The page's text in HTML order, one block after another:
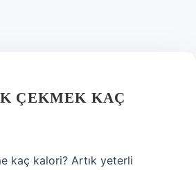
ÇEKMEK KAÇ
kaç kalori? Artık yeterli